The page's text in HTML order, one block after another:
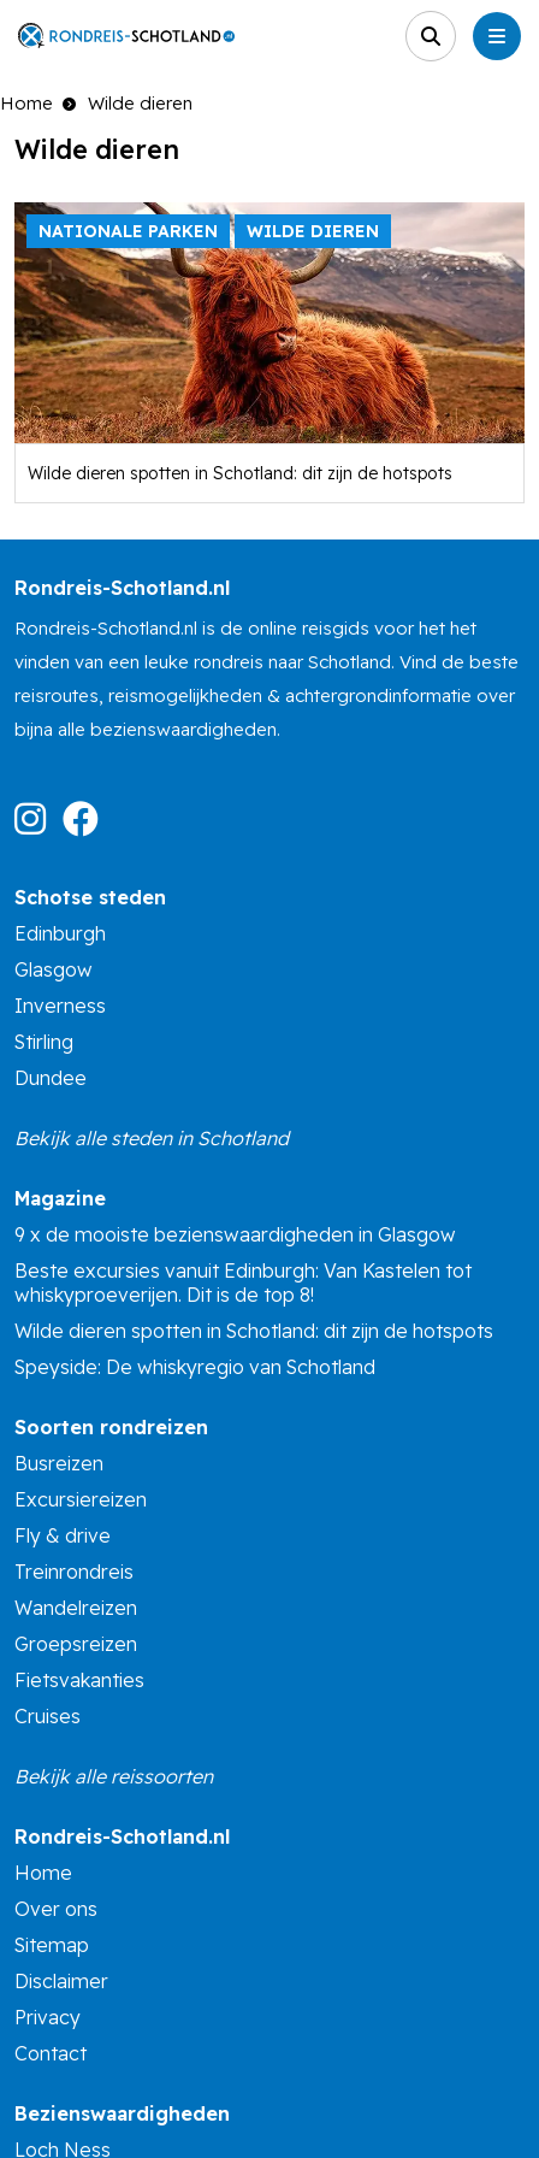
Home Wilde dieren
Wilde dieren
NATIONALE PARKEN WILDE DIEREN
Wilde dieren spotten in Schotland: dit zijn de hotspots
Rondreis-Schotland.nl
Rondreis-Schotland.nl is de online reisgids voor het het
vinden van een leuke rondreis naar Schotland. Vind de beste
reisroutes, reismogelijkheden & achtergrondinformatie over
bijna alle bezienswaardigheden.
Schotse steden
Edinburgh
Glasgow
Inverness
Stirling
Dundee
Bekijk alle steden in Schotland
Magazine
9 x de mooiste bezienswaardigheden in Glasgow
Beste excursies vanuit Edinburgh: Van Kastelen tot
whiskyproeverijen. Dit is de top 8!
Wilde dieren spotten in Schotland: dit zijn de hotspots
Speyside: De whiskyregio van Schotland
Soorten rondreizen
Busreizen
Excursiereizen
Fly & drive
Treinrondreis
Wandelreizen
Groepsreizen
Fietsvakanties
Cruises
Bekijk alle reissoorten
Rondreis-Schotland.nl
Home
Over ons
Sitemap
Disclaimer
Privacy
Contact
Bezienswaardigheden
Loch Ness